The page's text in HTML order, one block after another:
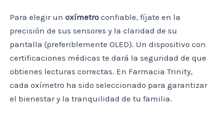
Para elegir un oxímetro confiable, fíjate en la
precisión de sus sensores y la claridad de su
pantalla (preferiblemente OLED). Un dispositivo con
certificaciones médicas te dará la seguridad de que
obtienes lecturas correctas. En Farmacia Trinity,
cada oxímetro ha sido seleccionado para garantizar
el bienestar y la tranquilidad de tu familia.